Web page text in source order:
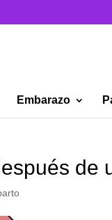
Embarazo
de